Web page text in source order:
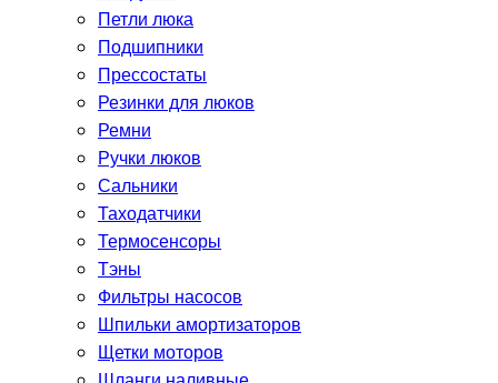
Петли люка
Подшипники
Прессостаты
Резинки для люков
Ремни
Ручки люков
Сальники
Таходатчики
Термосенсоры
Тэны
Фильтры насосов
Шпильки амортизаторов
Щетки моторов